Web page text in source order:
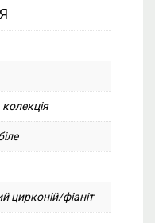
цирконій/фіаніт